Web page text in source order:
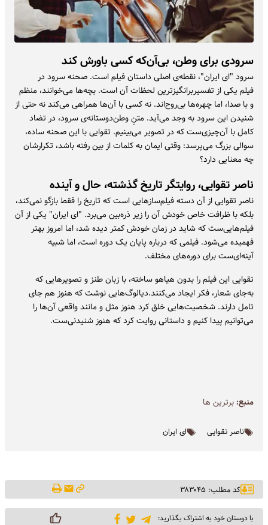
سرودی برای وطن، بی‌آن‌که کسی باورش کند
سرود "ای ایران"، نقطه‌ی اصلی داستان فیلم است. صحنه سرود در
فیلم یکی از تفسیربرانگیزترین لحظات آن است. بچه‌ها می‌خوانند، منظم
و با صدا، اما چهره‌ها بی‌روح‌اند. نه کسی با آن‌ها همراهی می‌کند نه حتی از
شنیدن این سرود به وجد می‌آید. متنِ وطن‌دوستانه‌ی سرود، در تضاد
کامل با آن‌چیزی‌ست که در تصویر می‌بینیم. تقوایی با این صحنه ساده،
سوالی بزرگ می‌پرسد: وقتی ایمان به کلمات از بین رفته باشد، تکرارشان
چه معنایی دارد؟
ناصر تقوایی، روایتگر تاریخ گذشته، حال و آینده
ناصر تقوایی از آن دسته فیلم‌سازهایی است که تاریخ را فقط بازگو نمی‌کند،
بلکه با ظرافت خاص خودش آن را زیر ذره‌بین می‌برد. "ای ایران" یکی از آن
فیلم‌هایی‌ست که شاید در زمان خودش کمتر دیده شد، اما امروز بهتر
فهمیده می‌شود. فیلمی که درباره پایان یک دوره است، اما شبیه
آینه‌ای‌ست برای دوره‌های مختلف.
تقوایی این فیلم را بدون هیاهو ساخته، با زبان طنز و تصویرهایی که
به‌جای شعار، فکر ایجاد می‌کنند.دیالوگ‌هایی نوشت که هنوز هم جای
تامل دارند. شخصیت‌هایی خلق کرد هنوز مثل و مانند واقعی آن‌ها را
می‌توانیم پیدا کنیم و داستانی روایت کرد که هنوز شنیدنی‌ست.
منبع:برترین ها
ناصر تقوایی ای ایران
کد مطلب: ۳۸۳۰۴۵
با دوستان خود به اشتراک بگذارید: